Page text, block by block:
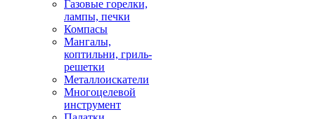
Газовые горелки,
лампы, печки
Компасы
Мангалы,
коптильни, гриль-
решетки
Металлоискатели
Многоцелевой
инструмент